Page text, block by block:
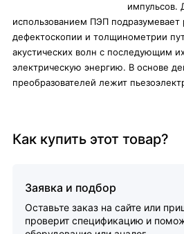
импульсов.
использованием ПЭП подразумевает
дефектоскопии и толщинометрии
акустических волн с последующим
электрическую энергию. В основе
преобразователей лежит
Как купить этот товар?
Заявка и подбор
Оставьте заказ на сайте или
проверит спецификацию и